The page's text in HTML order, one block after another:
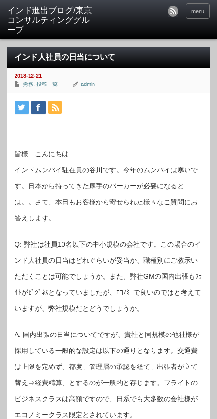
インド進出ブログ/東京
コンサルティンググル
ープ
menu
インド人社員の日当について
2018-12-21
労務 投稿一覧 admin
皆様 こんにちは
インドムンバイ駐在員の谷川です。今年のムンバイは寒いで
す。日本から持ってきた厚手のパーカーが必要になると
は。。さて、本日もお客様から寄せられた様々なご質問にお
答えします。
Q: 弊社は社員10名以下の中小規模の会社です。この場合のイ
ンド人社員の日当はどれぐらいが妥当か、職種別にご教示い
ただくことは可能でしょうか。また、弊社GMの国内出張もﾌﾗ
ｲﾄがﾋﾞｼﾞﾈｽとなっていましたが、ｴｺﾉﾐｰで良いのではと考えて
いますが、弊社規模だとどうでしょうか。
A: 国内出張の日当についてですが、貴社と同規模の他社様が
採用している一般的な設定は以下の通りとなります。交通費
は上限を定めず、都度、管理層の承認を経て、出張者が立て
替え⇒経費精算、とするのが一般的と存じます。フライトの
ビジネスクラスは高額ですので、日系でも大多数の会社様が
エコノミークラス限定とされています。